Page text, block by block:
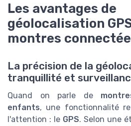
Les avantages de
géolocalisation
montres
La précision de la
tranquillité et
Quand on parle de
enfants, une fonctionnalité
l'attention : le GPS. Selon une